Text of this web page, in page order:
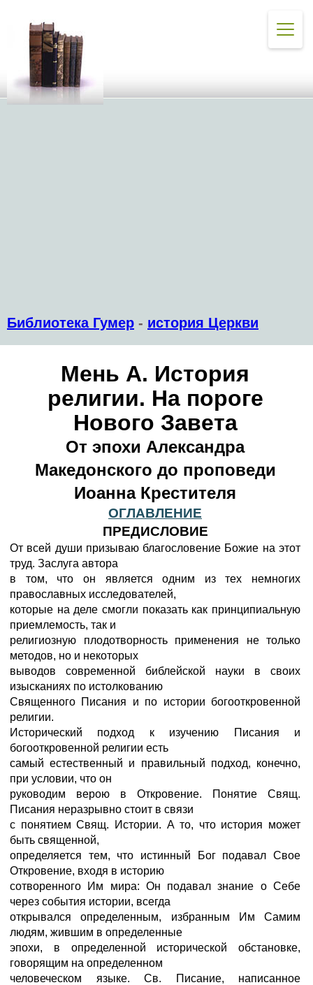
Библиотека Гумер - история Церкви
Мень А. История
религии. На пороге
Нового Завета
От эпохи Александра
Македонского до проповеди
Иоанна Крестителя
ОГЛАВЛЕНИЕ
ПРЕДИСЛОВИЕ
От всей души призываю благословение Божие на этот
труд. Заслуга автора
в том, что он является одним из тех немногих
православных исследователей,
которые на деле смогли показать как принципиальную
приемлемость, так и
религиозную плодотворность применения не только
методов, но и некоторых
выводов современной библейской науки в своих
изысканиях по истолкованию
Священного Писания и по истории богооткровенной
религии.
Исторический подход к изучению Писания и
богооткровенной религии есть
самый естественный и правильный подход, конечно,
при условии, что он
руководим верою в Откровение. Понятие Свящ.
Писания неразрывно стоит в связи
с понятием Свящ. Истории. А то, что история может
быть священной,
определяется тем, что истинный Бог подавал Свое
Откровение, входя в историю
сотворенного Им мира: Он подавал знание о Себе
через события истории, всегда
открывался определенным, избранным Им Самим
людям, жившим в определенные
эпохи, в определенной исторической обстановке,
говорящим на определенном
человеческом языке. Св. Писание, написанное